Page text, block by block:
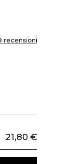
recensioni
21,80 €